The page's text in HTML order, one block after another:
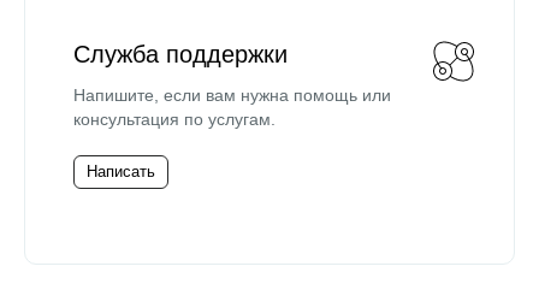
Служба поддержки
Напишите, если вам нужна помощь или
консультация по услугам.
Написать